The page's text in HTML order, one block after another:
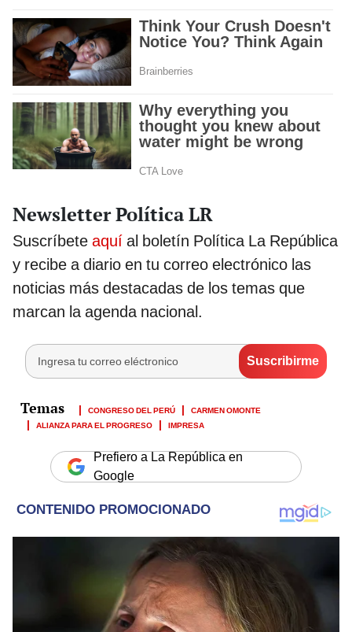
Newsletter Política LR
Suscríbete aquí al boletín Política La República
y recibe a diario en tu correo electrónico las
noticias más destacadas de los temas que
marcan la agenda nacional.
CONGRESO DEL PERÚ
CARMEN OMONTE
ALIANZA PARA EL PROGRESO
IMPRESA
Prefiero a La República en
Google